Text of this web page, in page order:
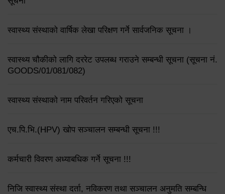
स्वास्थ्य संस्थाको वार्षिक लेखा परिक्षण गर्ने सार्वजनिक सूचना ।
स्वास्थ्य चौकीको लागि दररेट उपलब्ध गराउने सम्बन्धी सूचना (सूचना नं.
GOODS/01/081/082)
स्वास्थ्य संस्थाको नाम परिवर्तन गरिएको सूचना
एच.पि.भि.(HPV) खोप सञ्चालन सम्बन्धी सूचना !!!
कर्मचारी विवरण अध्याबधिक गर्ने सूचना !!!
निजि स्वास्थ्य संस्था दर्ता, नविकरण तथा सञ्चालन अनुमति सम्बन्धि